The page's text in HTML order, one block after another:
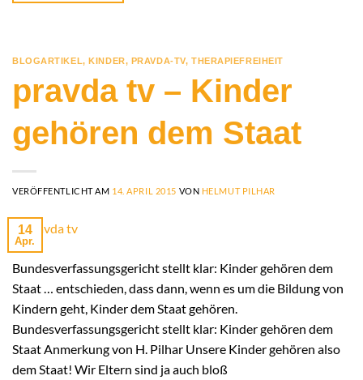
BLOGARTIKEL,KINDER, PRAVDA-TV, THERAPIEFREIHEIT
pravda tv – Kinder
gehören dem Staat
VERÖFFENTLICHT AM 14. APRIL 2015 VON HELMUT PILHAR
14
Apr.
Bundesverfassungsgericht stellt klar: Kinder gehören dem
Staat … entschieden, dass dann, wenn es um die Bildung von
Kindern geht, Kinder dem Staat gehören.
Bundesverfassungsgericht stellt klar: Kinder gehören dem
Staat Anmerkung von H. Pilhar Unsere Kinder gehören also
dem Staat! Wir Eltern sind ja auch bloß